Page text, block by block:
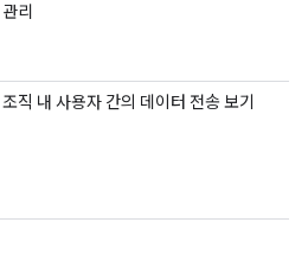
관리
조직 내 사용자 간의 데이터 전송 보기